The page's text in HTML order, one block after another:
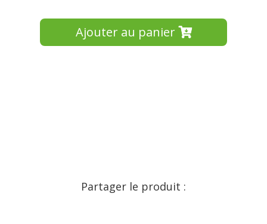
Ajouter au panier
Partager le produit :